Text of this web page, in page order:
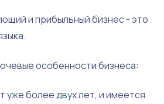
и прибыльный бизнес - это
особенности бизнеса:
уже более двух лет, и имеется